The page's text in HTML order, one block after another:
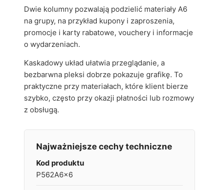
Dwie kolumny pozwalają podzielić materiały A6
na grupy, na przykład kupony i zaproszenia,
promocje i karty rabatowe, vouchery i informacje
o wydarzeniach.
Kaskadowy układ ułatwia przeglądanie, a
bezbarwna pleksi dobrze pokazuje grafikę. To
praktyczne przy materiałach, które klient bierze
szybko, często przy okazji płatności lub rozmowy
z obsługą.
Najważniejsze cechy techniczne
Kod produktu
P562A6x6